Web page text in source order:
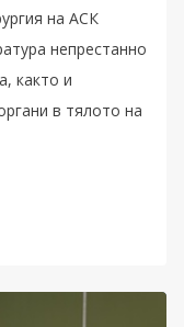
на АСК
непрестанно
както и
в тялото на